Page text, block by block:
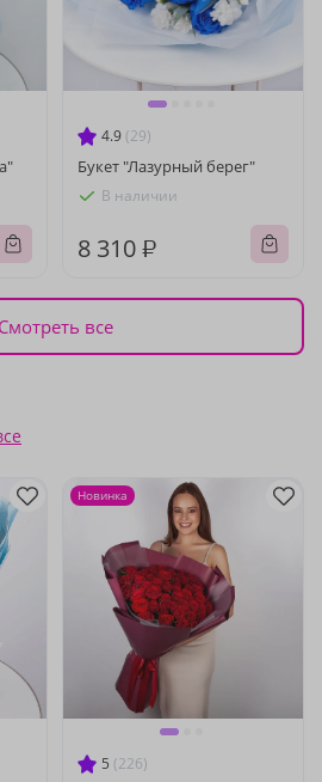
4.9 (29)
Букет "Лазурный берег"
В наличии
8 310 ₽
Смотреть все
5 (226)
Новинка